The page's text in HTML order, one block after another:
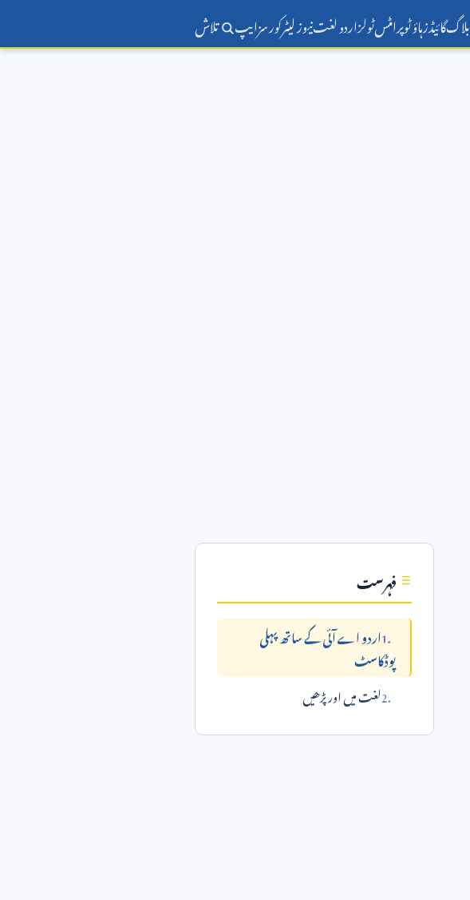
بلاگگائیڈزہاؤ ٹوپرامٹسٹولزاردو لغتنیوز لیٹرکورسزایپ تلاش
فہرست
اردو اے آئی کے ساتھ پہلی
پوڈکاسٹ
لغت میں اور پڑھیں